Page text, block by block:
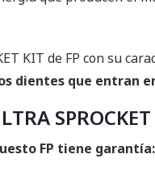
KIT de FP con su
dientes que entran
SPROCKET
FP tiene garantía: